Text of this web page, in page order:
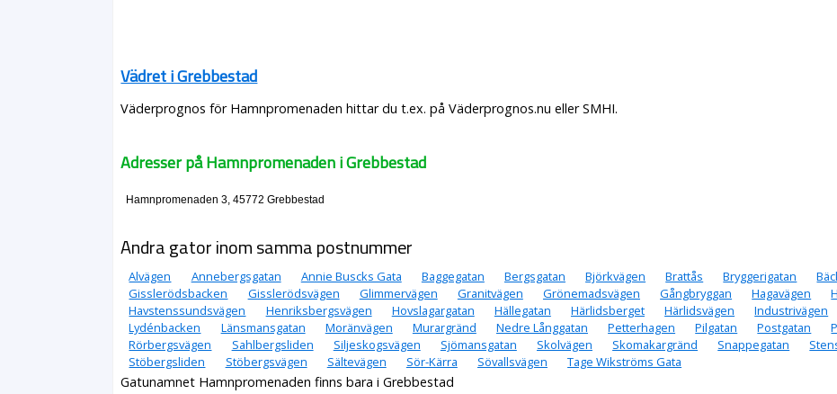
Vädret i Grebbestad
Väderprognos för Hamnpromenaden hittar du t.ex. på Väderprognos.nu eller SMHI.
Adresser på Hamnpromenaden i Grebbestad
Hamnpromenaden 3, 45772 Grebbestad
Andra gator inom samma postnummer
Alvägen Annebergsgatan Annie Buscks Gata Baggegatan Bergsgatan Björkvägen Brattås Bryggerigatan
Gisslerödsbacken
Gisslerödsvägen Glimmervägen Granitvägen Grönemadsvägen Gångbryggan Hagavägen
Havstenssundsvägen
Henriksbergsvägen Hovslagargatan Hällegatan Härlidsberget Härlidsvägen Industrivägen
Lydénbacken
Länsmansgatan Moränvägen Murargränd Nedre Långgatan Petterhagen Pilgatan Postgatan
Rörbergsvägen
Sahlbergsliden Siljeskogsvägen Sjömansgatan Skolvägen Skomakargränd Snappegatan
Stöbergsliden
Stöbergsvägen Sältevägen Sör-Kärra Sövallsvägen Tage Wikströms Gata
Gatunamnet Hamnpromenaden finns bara i Grebbestad